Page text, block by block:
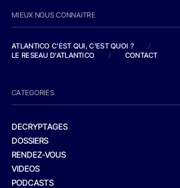
MIEUX NOUS CONNAITRE
ATLANTICO C'EST QUI, C'EST QUOI ?
/
LE RESEAU D'ATLANTICO
/ CONTACT
CATEGORIES
DECRYPTAGES
DOSSIERS
RENDEZ-VOUS
VIDEOS
PODCASTS